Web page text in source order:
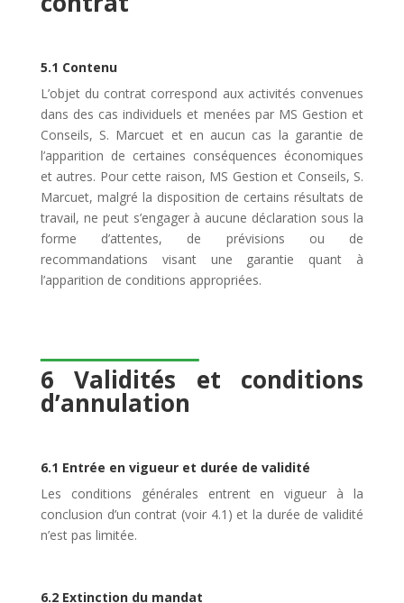
5.1 Contenu
L’objet du contrat correspond aux activités convenues
dans des cas individuels et menées par MS Gestion et
Conseils, S. Marcuet et en aucun cas la garantie de
l’apparition de certaines conséquences économiques
et autres. Pour cette raison, MS Gestion et Conseils, S.
Marcuet, malgré la disposition de certains résultats de
travail, ne peut s’engager à aucune déclaration sous la
forme d’attentes, de prévisions ou de
recommandations visant une garantie quant à
l’apparition de conditions appropriées.
6 Validités et conditions
d’annulation
6.1 Entrée en vigueur et durée de validité
Les conditions générales entrent en vigueur à la
conclusion d’un contrat (voir 4.1) et la durée de validité
n’est pas limitée.
6.2 Extinction du mandat